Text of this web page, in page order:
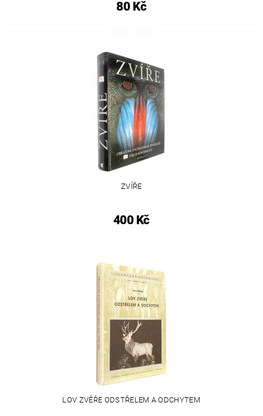
80 Kč
ZVÍŘE
400 Kč
LOV ZVĚŘE ODSTŘELEM A ODCHYTEM